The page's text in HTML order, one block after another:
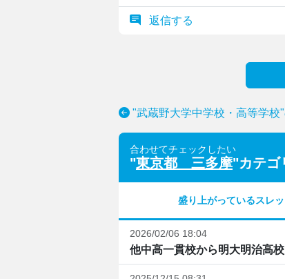
返信する
"武蔵野大学中学校・高等学校
合わせてチェックしたい
"東京都 三多摩"カテゴ
盛り上がっているスレ
2026/02/06 18:04
他中高一貫校から明大明治高校